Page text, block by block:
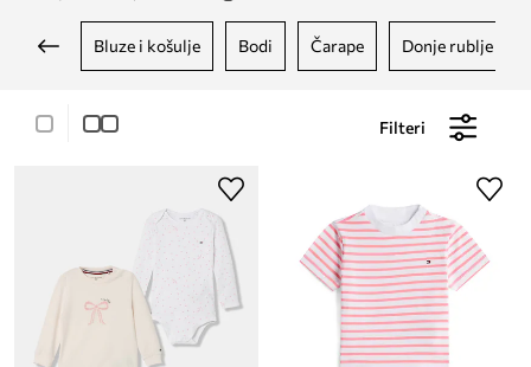
bluze i košulje bodi čarape donje rublje
Filteri